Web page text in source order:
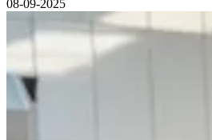
08-09-2025